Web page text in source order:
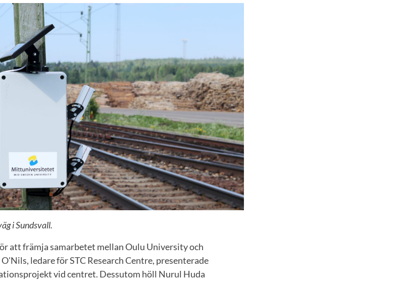
i Sundsvall.
att främja samarbetet mellan Oulu University och
ledare för STC Research Centre, presenterade
vid centret. Dessutom höll Nurul Huda